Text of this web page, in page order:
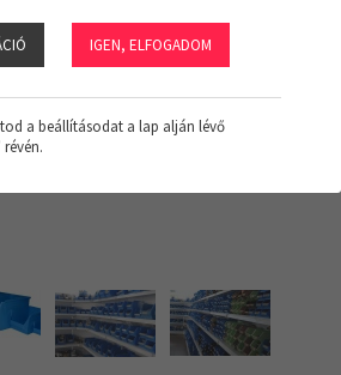
IGEN, ELFOGADOM
a beállításodat a lap alján lévő